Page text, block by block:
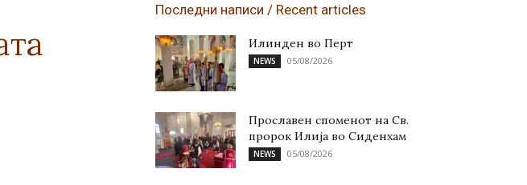
Последни написи / Recent articles
Илинден во Перт
NEWS 05/08/2026
Прославен споменот на Св.
пророк Илија во Сиденхам
NEWS 05/08/2026